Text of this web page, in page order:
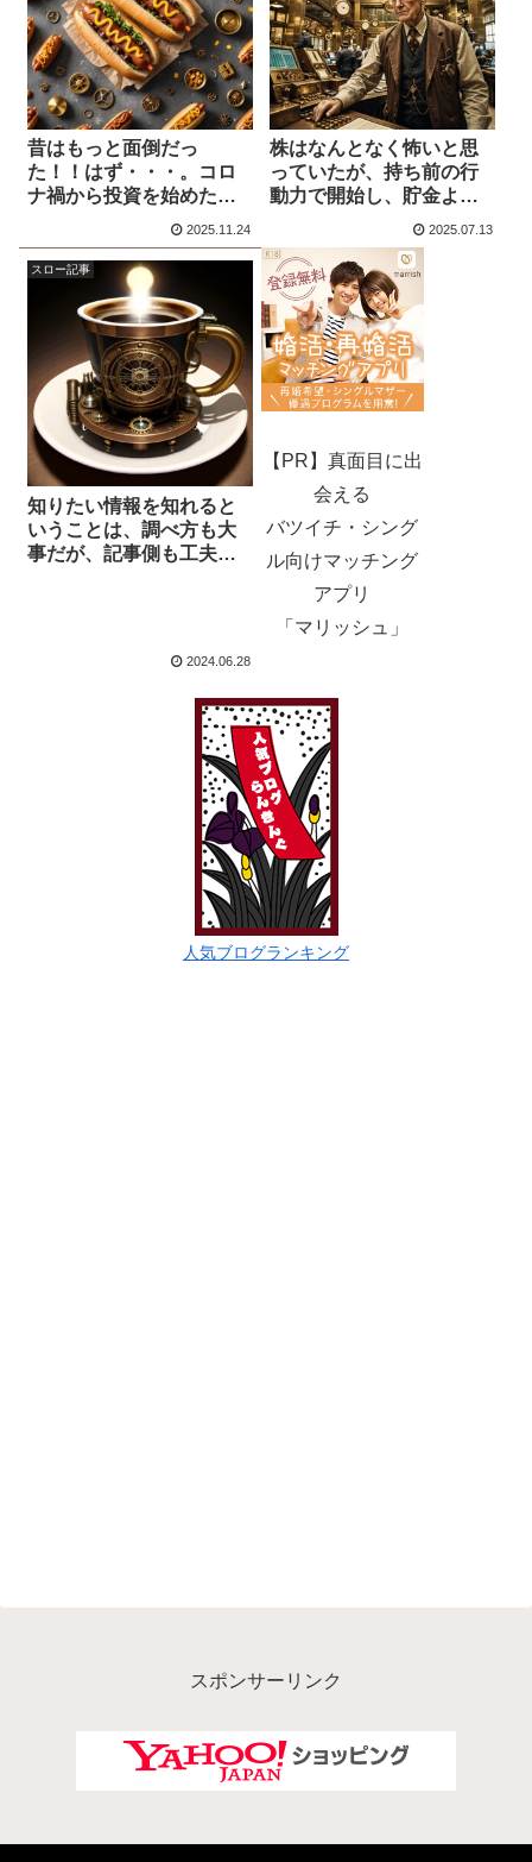
昔はもっと面倒だっ
た！！はず・・・。コロ
ナ禍から投資を始めた
が、とりあえずいつでも
始められるように口座だ
けでも作っておいたほう
がマジでいいと伝えたい
2025.11.24
株はなんとなく怖いと思
っていたが、持ち前の行
動力で開始し、貯金より
いいんじゃねと思った感
想
2025.07.13
スロー記事
知りたい情報を知れると
いうことは、調べ方も大
事だが、記事側も工夫す
2024.06.28
【PR】真面目に出
会える
バツイチ・シング
ル向けマッチング
アプリ
「マリッシュ」
人気ブログランキング
スポンサーリンク